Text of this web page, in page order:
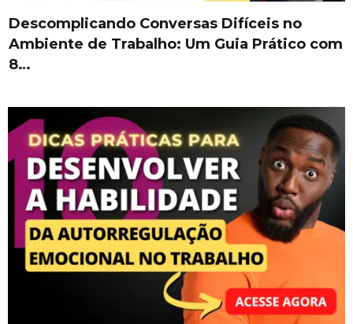
Descomplicando Conversas Difíceis no
Ambiente de Trabalho: Um Guia Prático com
8…